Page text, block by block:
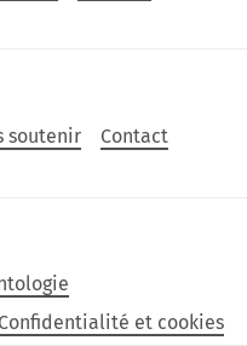
soutenir
Contact
Confidentialité et cookies